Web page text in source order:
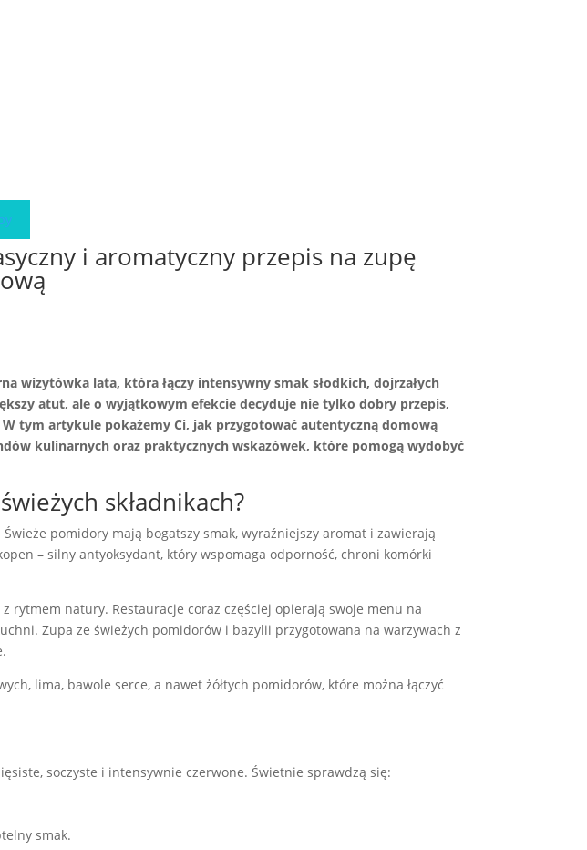
i aromatyczny przepis na zupę
wizytówka lata, która łączy intensywny smak słodkich, dojrzałych
atut, ale o wyjątkowym efekcie decyduje nie tylko dobry przepis,
tym artykule pokażemy Ci, jak przygotować autentyczną domową
kulinarnych oraz praktycznych wskazówek, które pomogą wydobyć
składnikach?
pomidory mają bogatszy smak, wyraźniejszy aromat i zawierają
– silny antyoksydant, który wspomaga odporność, chroni komórki
rytmem natury. Restauracje coraz częściej opierają swoje menu na
Zupa ze świeżych pomidorów i bazylii przygotowana na warzywach z
lima, bawole serce, a nawet żółtych pomidorów, które można łączyć
soczyste i intensywnie czerwone. Świetnie sprawdzą się:
smak.